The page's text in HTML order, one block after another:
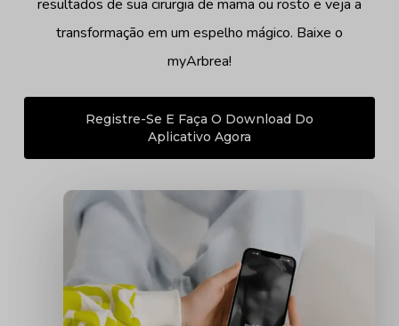
resultados de sua cirurgia de mama ou rosto e veja a
transformação em um espelho mágico. Baixe o
myArbrea!
Registre-Se E Faça O Download Do
Aplicativo Agora